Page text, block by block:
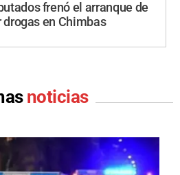
frenó el arranque de
en Chimbas
noticias